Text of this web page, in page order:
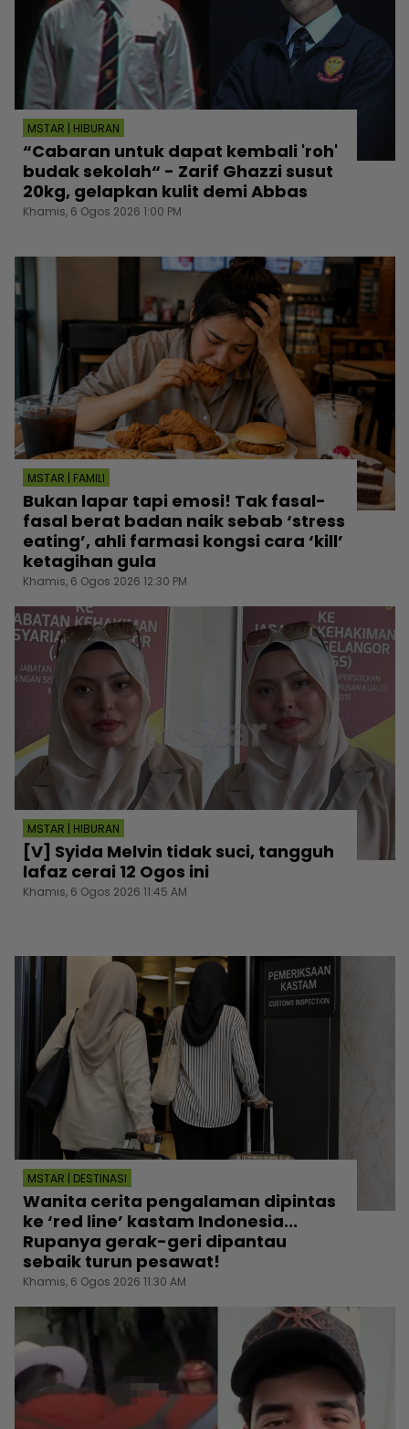
MSTAR | HIBURAN
“Cabaran untuk dapat kembali 'roh'
budak sekolah“ - Zarif Ghazzi susut
20kg, gelapkan kulit demi Abbas
Khamis, 6 Ogos 2026 1:00 PM
MSTAR | FAMILI
Bukan lapar tapi emosi! Tak fasal-
fasal berat badan naik sebab ‘stress
eating’, ahli farmasi kongsi cara ‘kill’
ketagihan gula
Khamis, 6 Ogos 2026 12:30 PM
MSTAR | HIBURAN
[V] Syida Melvin tidak suci, tangguh
lafaz cerai 12 Ogos ini
Khamis, 6 Ogos 2026 11:45 AM
MSTAR | DESTINASI
Wanita cerita pengalaman dipintas
ke ‘red line’ kastam Indonesia...
Rupanya gerak-geri dipantau
sebaik turun pesawat!
Khamis, 6 Ogos 2026 11:30 AM